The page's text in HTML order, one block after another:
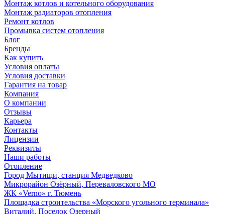
Монтаж котлов и котельного оборудования
Монтаж радиаторов отопления
Ремонт котлов
Промывка систем отопления
Блог
Бренды
Как купить
Условия оплаты
Условия доставки
Гарантия на товар
Компания
О компании
Отзывы
Карьера
Контакты
Лицензии
Реквизиты
Наши работы
Отопление
Город Мытищи, станция Медведково
Микрорайон Озёрный, Переваловского МО
ЖК «Verno» г. Тюмень
Площадка строительства «Морского угольного терминала»
Виталий. Поселок Озерный